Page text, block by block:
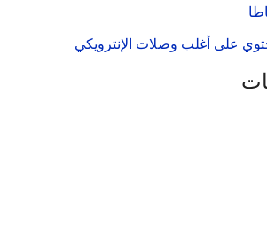
على أغلب وصلات الإنترويكي